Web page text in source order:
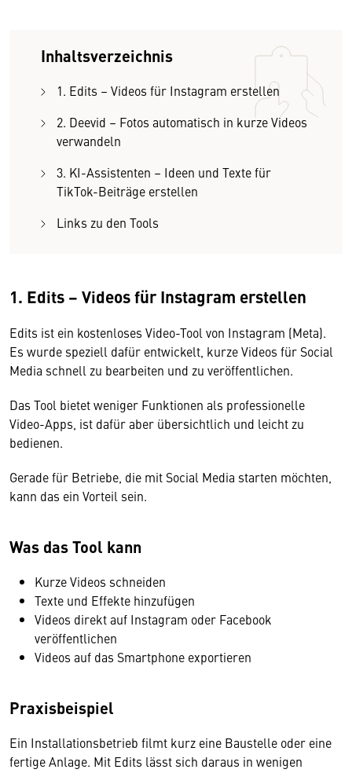
Inhaltsverzeichnis
1. Edits – Videos für Instagram erstellen
2. Deevid – Fotos automatisch in kurze Videos
verwandeln
3. KI-Assistenten – Ideen und Texte für
TikTok-Beiträge erstellen
Links zu den Tools
1. Edits – Videos für Instagram erstellen
Edits ist ein kostenloses Video-Tool von Instagram (Meta).
Es wurde speziell dafür entwickelt, kurze Videos für Social
Media schnell zu bearbeiten und zu veröffentlichen.
Das Tool bietet weniger Funktionen als professionelle
Video-Apps, ist dafür aber übersichtlich und leicht zu
bedienen.
Gerade für Betriebe, die mit Social Media starten möchten,
kann das ein Vorteil sein.
Was das Tool kann
Kurze Videos schneiden
Texte und Effekte hinzufügen
Videos direkt auf Instagram oder Facebook
veröffentlichen
Videos auf das Smartphone exportieren
Praxisbeispiel
Ein Installationsbetrieb filmt kurz eine Baustelle oder eine
fertige Anlage. Mit Edits lässt sich daraus in wenigen